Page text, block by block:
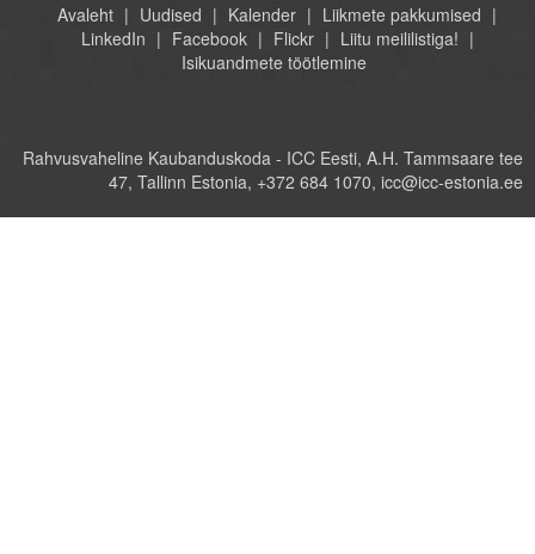
Avaleht Uudised Kalender
Liikmete pakkumised
LinkedIn
Facebook Flickr
Liitu meililistiga!
Isikuandmete töötlemine
Rahvusvaheline Kaubanduskoda - ICC Eesti, A.H. Tammsaare tee
47, Tallinn Estonia, +372 684 1070, icc@icc-estonia.ee